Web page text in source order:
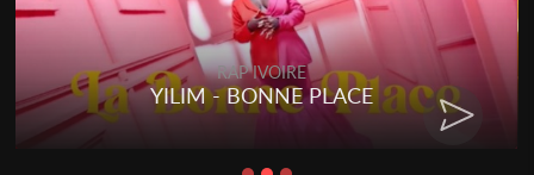
RAP IVOIRE
YILIM - BONNE PLACE